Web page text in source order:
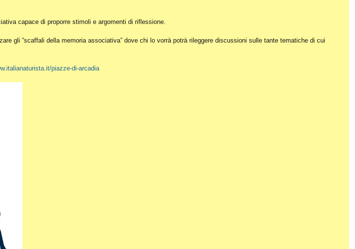
capace di proporre stimoli e argomenti di riflessione.
gli “scaffali della memoria associativa” dove chi lo vorrà potrà rileggere discussioni sulle tante tematiche di cui
piazze-di-arcadia